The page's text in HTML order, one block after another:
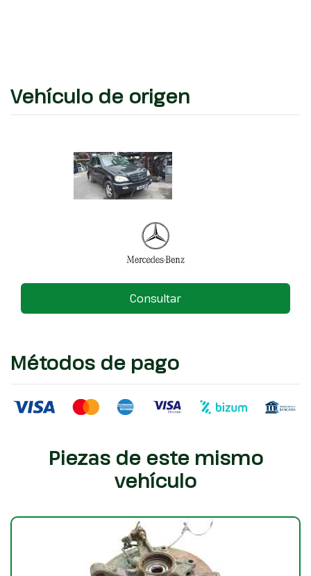
Vehículo de origen
Consultar
Métodos de pago
Piezas de este mismo
vehículo